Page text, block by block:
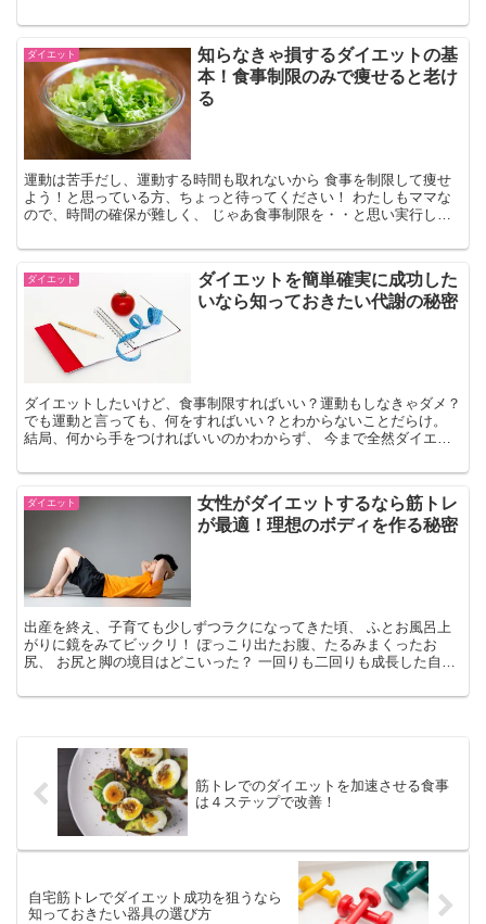
ダイエット
知らなきゃ損するダイエットの基
本！食事制限のみで痩せると老け
る
運動は苦手だし、運動する時間も取れないから 食事を制限して痩せ
よう！と思っている方、ちょっと待ってください！ わたしもママな
ので、時間の確保が難しく、 じゃあ食事制限を・・と思い実行して
ダイエット
ダイエットを簡単確実に成功した
いなら知っておきたい代謝の秘密
ダイエットしたいけど、食事制限すればいい？運動もしなきゃダメ？
でも運動と言っても、何をすればいい？とわからないことだらけ。
結局、何から手をつければいいのかわからず、 今まで全然ダイエッ
ダイエット
女性がダイエットするなら筋トレ
が最適！理想のボディを作る秘密
出産を終え、子育ても少しずつラクになってきた頃、 ふとお風呂上
がりに鏡をみてビックリ！ ぽっこり出たお腹、たるみまくったお
尻、 お尻と脚の境目はどこいった？ 一回りも二回りも成長した自分
筋トレでのダイエットを加速させる食事
は４ステップで改善！
自宅筋トレでダイエット成功を狙うなら
知っておきたい器具の選び方